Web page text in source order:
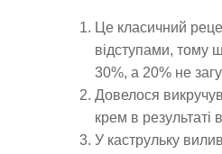
Це класичний
відступами, тому
30%, а 20% не
Довелося
крем в
У каструльку